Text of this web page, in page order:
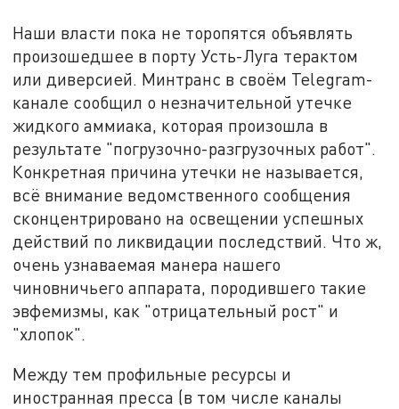
Наши власти пока не торопятся объявлять
произошедшее в порту Усть-Луга терактом
или диверсией. Минтранс в своём Telegram-
канале сообщил о незначительной утечке
жидкого аммиака, которая произошла в
результате "погрузочно-разгрузочных работ".
Конкретная причина утечки не называется,
всё внимание ведомственного сообщения
сконцентрировано на освещении успешных
действий по ликвидации последствий. Что ж,
очень узнаваемая манера нашего
чиновничьего аппарата, породившего такие
эвфемизмы, как "отрицательный рост" и
"хлопок".
Между тем профильные ресурсы и
иностранная пресса (в том числе каналы